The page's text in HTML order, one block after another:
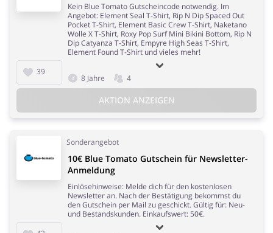
39
Kein Blue Tomato Gutscheincode notwendig. Im
Angebot: Element Seal T-Shirt, Rip N Dip Spaced Out
Pocket T-Shirt, Element Basic Crew T-Shirt, Naketano
Wolle X T-Shirt, Roxy Pop Surf Mini Bikini Bottom, Rip N
Dip Catyanza T-Shirt, Empyre High Seas T-Shirt,
Element Found T-Shirt und vieles mehr!
8 Jahre 4
AKTION ANZEIGEN
Sonderangebot
10€ Blue Tomato Gutschein für Newsletter-
Anmeldung
Einlösehinweise: Melde dich für den kostenlosen
Newsletter an. Nach der Bestätigung bekommst du
den Gutschein per Mail zu geschickt. Gültig für: Neu-
und Bestandskunden. Einkaufswert: 50€.